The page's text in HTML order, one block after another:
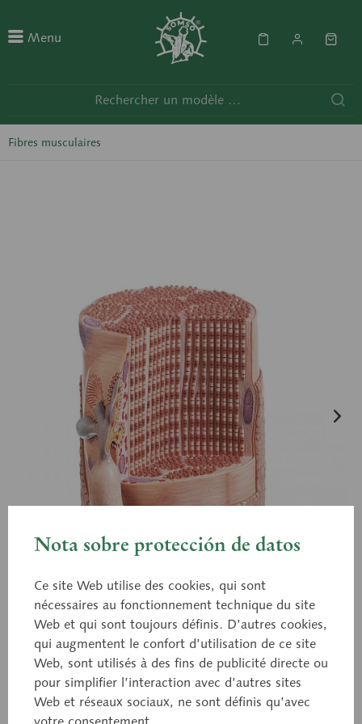
Menu
Fibres musculaires
BS 36
Nota sobre protección de datos
Ce site Web utilise des cookies, qui sont
nécessaires au fonctionnement technique du site
Web et qui sont toujours définis. D’autres cookies,
qui augmentent le confort d’utilisation de ce site
Web, sont utilisés à des fins de publicité directe ou
pour simplifier l’interaction avec d’autres sites
Web et réseaux sociaux, ne sont définis qu’avec